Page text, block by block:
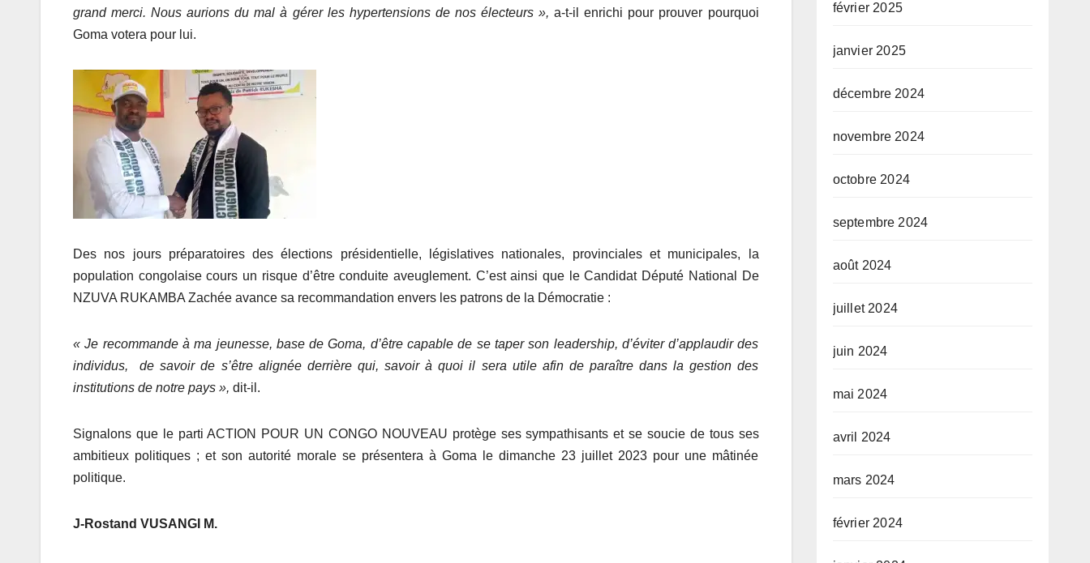
grand merci. Nous aurions du mal à gérer les hypertensions de nos électeurs »,a-t-il enrichi pour prouver pourquoi
Goma votera pour lui.
Des nos jours préparatoires des élections présidentielle, législatives nationales, provinciales et municipales, la
population congolaise cours un risque d’être conduite aveuglement. C’est ainsi que le Candidat Député National De
NZUVA RUKAMBA Zachée avance sa recommandation envers les patrons de la Démocratie :
« Je recommande à ma jeunesse, base de Goma, d’être capable de se taper son leadership, d’éviter d’applaudir des
individus, de savoir de s’être alignée derrière qui, savoir à quoi il sera utile afin de paraître dans la gestion des
institutions de notre pays », dit-il.
Signalons que le parti ACTION POUR UN CONGO NOUVEAU protège ses sympathisants et se soucie de tous ses
ambitieux politiques ; et son autorité morale se présentera à Goma le dimanche 23 juillet 2023 pour une mâtinée
politique.
J-Rostand VUSANGI M.
février 2025
janvier 2025
décembre 2024
novembre 2024
octobre 2024
septembre 2024
août 2024
juillet 2024
juin 2024
mai 2024
avril 2024
mars 2024
février 2024